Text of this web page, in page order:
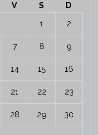
V S
D
1
2
7 8 9
14 15 16
21 22 23
28 29 30